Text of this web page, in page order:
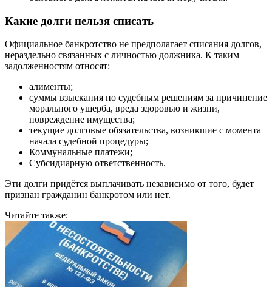
Какие долги нельзя списать
Официальное банкротство не предполагает списания долгов,
нераздельно связанных с личностью должника. К таким
задолженностям относят:
алименты;
суммы взыскания по судебным решениям за причинение
морального ущерба, вреда здоровью и жизни,
повреждение имущества;
текущие долговые обязательства, возникшие с момента
начала судебной процедуры;
Коммунальные платежи;
Субсидиарную ответственность.
Эти долги придётся выплачивать независимо от того, будет
признан гражданин банкротом или нет.
Читайте также: